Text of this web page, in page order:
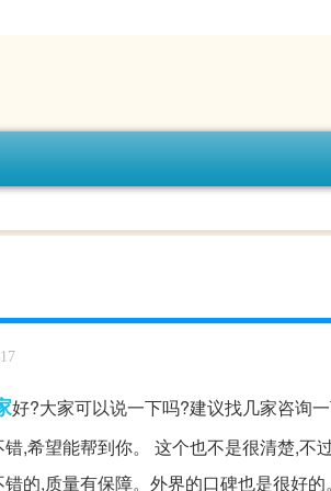
好?大家可以说一下吗?建议找几家咨询
,希望能帮到你。 这个也不是很清楚,不
的,质量有保障。外界的口碑也是很好